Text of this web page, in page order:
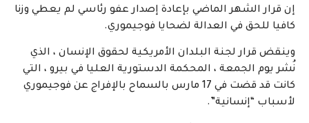
إن قرار الشهر الماضي بإعادة إصدار عفو رئاسي لم يعطي وزنا
كافيا للحق في العدالة لضحايا فوجيموري.
وينقض قرار لجنة البلدان الأمريكية لحقوق الإنسان ، الذي
نُشر يوم الجمعة ، المحكمة الدستورية العليا في بيرو ، التي
كانت قد قضت في 17 مارس بالسماح بالإفراج عن فوجيموري
لأسباب “إنسانية”.